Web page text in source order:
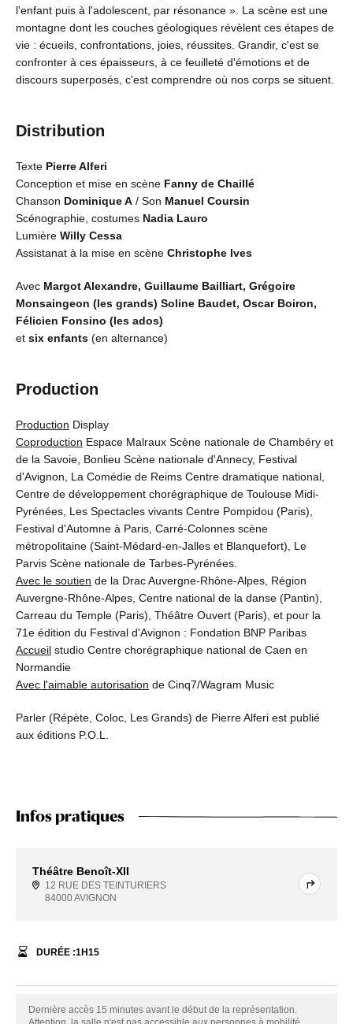
l'enfant puis à l'adolescent, par résonance ». La scène est une
montagne dont les couches géologiques révèlent ces étapes de
vie : écueils, confrontations, joies, réussites. Grandir, c'est se
confronter à ces épaisseurs, à ce feuilleté d'émotions et de
discours superposés, c'est comprendre où nos corps se situent.
Distribution
Texte Pierre Alferi
Conception et mise en scène Fanny de Chaillé
Chanson Dominique A / Son Manuel Coursin
Scénographie, costumes Nadia Lauro
Lumière Willy Cessa
Assistanat à la mise en scène Christophe Ives
Avec Margot Alexandre, Guillaume Bailliart, Grégoire
Monsaingeon (les grands) Soline Baudet, Oscar Boiron,
Félicien Fonsino (les ados)
et six enfants (en alternance)
Production
Production Display
Coproduction Espace Malraux Scène nationale de Chambéry et
de la Savoie, Bonlieu Scène nationale d'Annecy, Festival
d'Avignon, La Comédie de Reims Centre dramatique national,
Centre de développement chorégraphique de Toulouse Midi-
Pyrénées, Les Spectacles vivants Centre Pompidou (Paris),
Festival d'Automne à Paris, Carré-Colonnes scène
métropolitaine (Saint-Médard-en-Jalles et Blanquefort), Le
Parvis Scène nationale de Tarbes-Pyrénées.
Avec le soutien de la Drac Auvergne-Rhône-Alpes, Région
Auvergne-Rhône-Alpes, Centre national de la danse (Pantin),
Carreau du Temple (Paris), Théâtre Ouvert (Paris), et pour la
71e édition du Festival d'Avignon : Fondation BNP Paribas
Accueil studio Centre chorégraphique national de Caen en
Normandie
Avec l'aimable autorisation de Cinq7/Wagram Music
Parler (Répète, Coloc, Les Grands) de Pierre Alferi est publié
aux éditions P.O.L.
Infos pratiques
Théâtre Benoît-XII
12 RUE DES TEINTURIERS
84000 AVIGNON
DURÉE :1H15
Dernière accès 15 minutes avant le début de la représentation.